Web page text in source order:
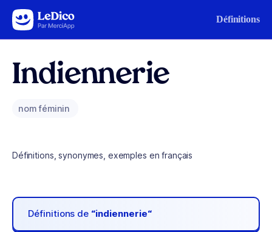
Aller au contenu Définitions
Indiennerie
nom féminin
Définitions, synonymes, exemples en français
Définitions de “indiennerie“